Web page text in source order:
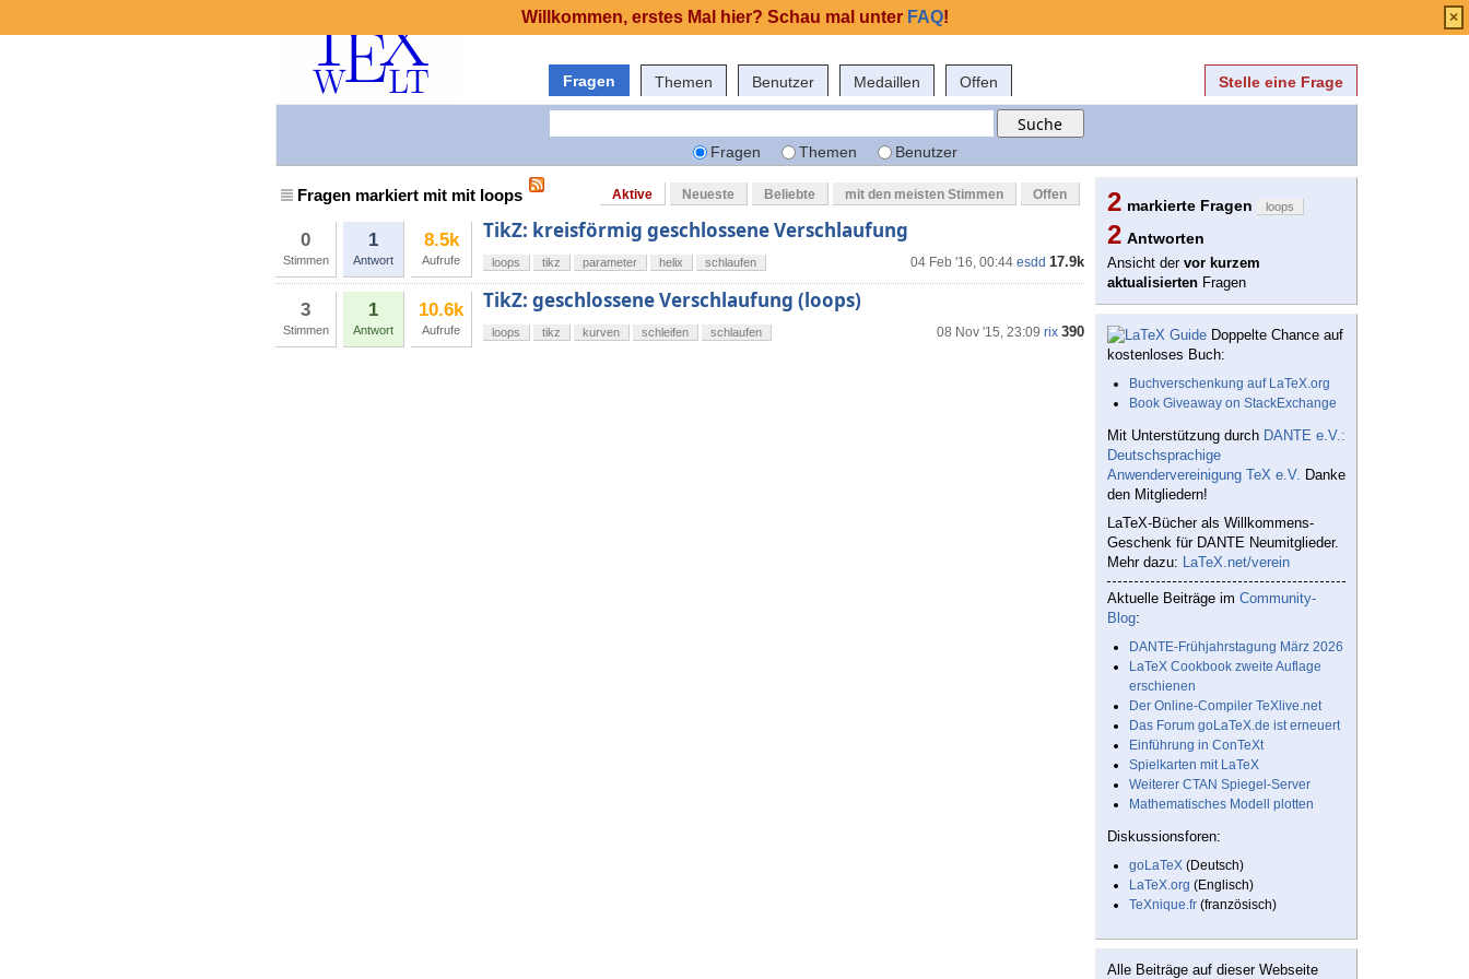
Fragen Themen Benutzer Medaillen Offen Stelle eine Frage
Fragen Themen Benutzer
Fragen markiert mit mit loops Aktive Neueste Beliebte mit den meisten Stimmen Offen
0
Stimmen
1
Antwort
8.5k
Aufrufe
TikZ: kreisförmig geschlossene Verschlaufung
04 Feb '16, 00:44 esdd 17.9k
loops tikz parameter helix schlaufen
3
Stimmen
1
Antwort
10.6k
Aufrufe
TikZ: geschlossene Verschlaufung (loops)
08 Nov '15, 23:09 rix 390
loops tikz kurven schleifen schlaufen
2 markierte Fragen loops
2 Antworten
Ansicht der vor kurzem
aktualisierten Fragen
Doppelte Chance auf
kostenloses Buch:
Buchverschenkung auf LaTeX.org
Book Giveaway on StackExchange
Mit Unterstützung durch DANTE e.V.:
Deutschsprachige
Anwendervereinigung TeX e.V. Danke
den Mitgliedern!
LaTeX-Bücher als Willkommens-
Geschenk für DANTE Neumitglieder.
Mehr dazu: LaTeX.net/verein
Aktuelle Beiträge im Community-
Blog:
DANTE-Frühjahrstagung März 2026
LaTeX Cookbook zweite Auflage
erschienen
Der Online-Compiler TeXlive.net
Das Forum goLaTeX.de ist erneuert
Einführung in ConTeXt
Spielkarten mit LaTeX
Weiterer CTAN Spiegel-Server
Mathematisches Modell plotten
Diskussionsforen:
goLaTeX (Deutsch)
LaTeX.org (Englisch)
TeXnique.fr (französisch)
Alle Beiträge auf dieser Webseite
Willkommen, erstes Mal hier? Schau mal unter FAQ! ×